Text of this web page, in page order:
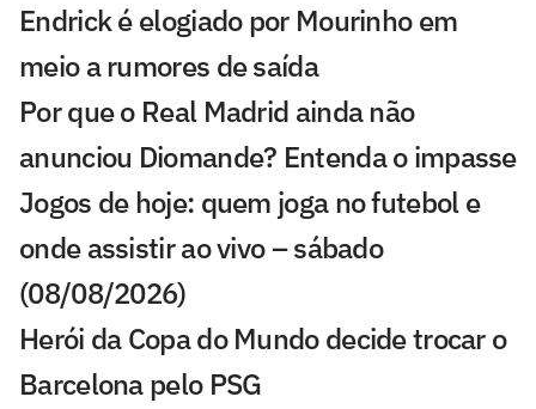
Endrick é elogiado por Mourinho em
meio a rumores de saída
Por que o Real Madrid ainda não
anunciou Diomande? Entenda o impasse
Jogos de hoje: quem joga no futebol e
onde assistir ao vivo – sábado
(08/08/2026)
Herói da Copa do Mundo decide trocar o
Barcelona pelo PSG